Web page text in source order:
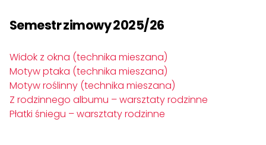
Semestr zimowy 2025/26
Widok z okna (technika mieszana)
Motyw ptaka (technika mieszana)
Motyw roślinny (technika mieszana)
Z rodzinnego albumu – warsztaty rodzinne
Płatki śniegu – warsztaty rodzinne